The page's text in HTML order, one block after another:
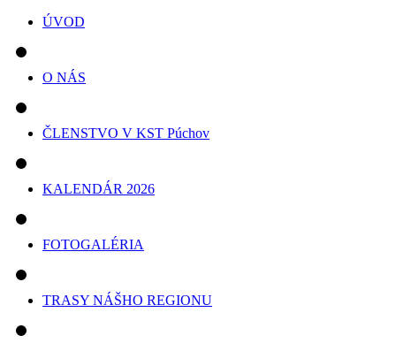
ÚVOD
O NÁS
ČLENSTVO V KST Púchov
KALENDÁR 2026
FOTOGALÉRIA
TRASY NÁŠHO REGIONU